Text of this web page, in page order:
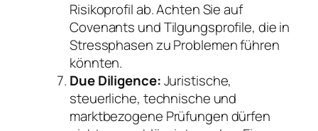
Risikoprofil ab. Achten Sie auf
Covenants und Tilgungsprofile, die in
Stressphasen zu Problemen führen
könnten.
Due Diligence:Juristische,
steuerliche, technische und
marktbezogene Prüfungen dürfen